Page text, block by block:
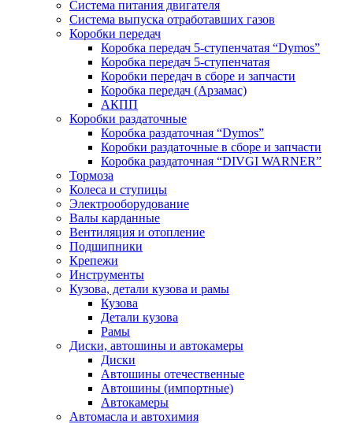
Система питания двигателя
Система выпуска отработавших газов
Коробки передач
Коробка передач 5-ступенчатая “Dymos”
Коробка передач 5-ступенчатая
Коробки передач в сборе и запчасти
Коробка передач (Арзамас)
АКПП
Коробки раздаточные
Коробка раздаточная “Dymos”
Коробки раздаточные в сборе и запчасти
Коробка раздаточная “DIVGI WARNER”
Тормоза
Колеса и ступицы
Электрооборудование
Валы карданные
Вентиляция и отопление
Подшипники
Крепежи
Инструменты
Кузова, детали кузова и рамы
Кузова
Детали кузова
Рамы
Диски, автошины и автокамеры
Диски
Автошины отечественные
Автошины (импортные)
Автокамеры
Автомасла и автохимия